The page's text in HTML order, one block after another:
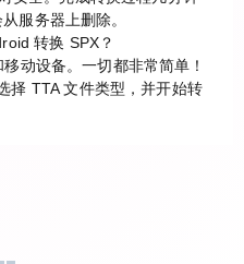
服务器上删除。
转换 SPX？
动设备。一切都非常简单！
择 TTA 文件类型，并开始转